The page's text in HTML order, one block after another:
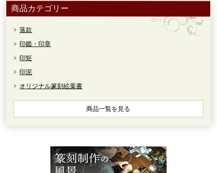
商品カテゴリー
落款
印鑑・印章
印矩
印泥
オリジナル篆刻絵葉書
商品一覧を見る